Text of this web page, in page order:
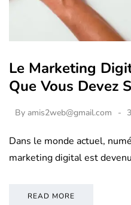
Le Marketing
Que Vous Devez
By amis2web@gmail.com
Dans le monde actuel,
marketing digital est
READ MORE